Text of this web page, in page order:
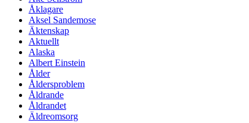
Åklagare
Aksel Sandemose
Äktenskap
Aktuellt
Alaska
Albert Einstein
Ålder
Åldersproblem
Åldrande
Åldrandet
Äldreomsorg